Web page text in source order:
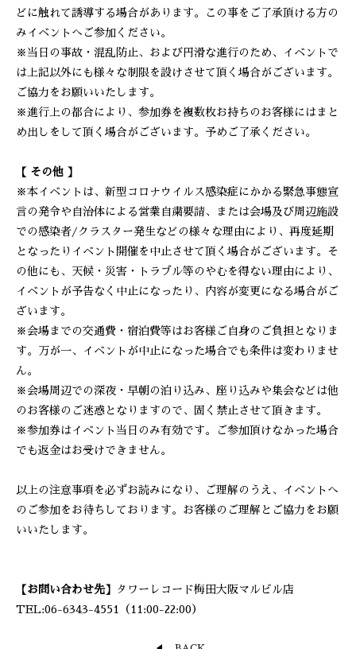
どに触れて誘導する場合があります。この事をご了承頂ける方の
みイベントへご参加ください。
※当日の事故・混乱防止、および円滑な進行のため、イベントで
は上記以外にも様々な制限を設けさせて頂く場合がございます。
ご協力をお願いいたします。
※進行上の都合により、参加券を複数枚お持ちのお客様にはまと
め出しをして頂く場合がございます。予めご了承ください。
【 その他 】
※本イベントは、新型コロナウイルス感染症にかかる緊急事態宣
言の発令や自治体による営業自粛要請、または会場及び周辺施設
での感染者/クラスター発生などの様々な理由により、再度延期
となったりイベント開催を中止させて頂く場合がございます。そ
の他にも、天候・災害・トラブル等のやむを得ない理由により、
イベントが予告なく中止になったり、内容が変更になる場合がご
ざいます。
※会場までの交通費・宿泊費等はお客様ご自身のご負担となりま
す。万が一、イベントが中止になった場合でも条件は変わりませ
ん。
※会場周辺での深夜・早朝の泊り込み、座り込みや集会などは他
のお客様のご迷惑となりますので、固く禁止させて頂きます。
※参加券はイベント当日のみ有効です。ご参加頂けなかった場合
でも返金はお受けできません。
以上の注意事項を必ずお読みになり、ご理解のうえ、イベントへ
のご参加をお待ちしております。お客様のご理解とご協力をお願
いいたします。
【お問い合わせ先】
タワーレコード梅田大阪マルビル店
TEL:06-6343-4551（11:00-22:00）